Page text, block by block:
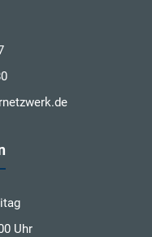
Uhr